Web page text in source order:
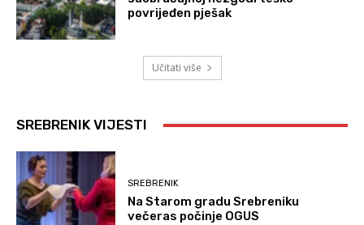
povrijeđen pješak
Učitati više
SREBRENIK VIJESTI
SREBRENIK
Na Starom gradu Srebreniku
večeras počinje OGUS